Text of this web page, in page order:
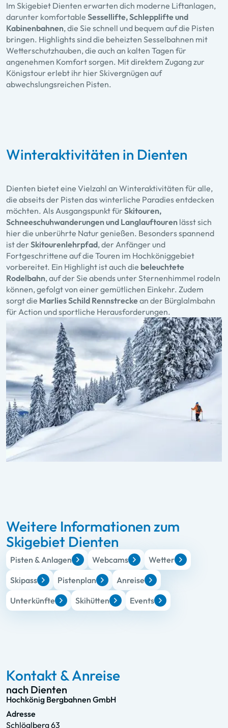
Im Skigebiet Dienten erwarten dich moderne Liftanlagen,
darunter komfortable Sessellifte, Schlepplifte und
Kabinenbahnen, die Sie schnell und bequem auf die Pisten
bringen. Highlights sind die beheizten Sesselbahnen mit
Wetterschutzhauben, die auch an kalten Tagen für
angenehmen Komfort sorgen. Mit direktem Zugang zur
Königstour erlebt ihr hier Skivergnügen auf
abwechslungsreichen Pisten.
Winteraktivitäten in Dienten
Dienten bietet eine Vielzahl an Winteraktivitäten für alle,
die abseits der Pisten das winterliche Paradies entdecken
möchten. Als Ausgangspunkt für Skitouren,
Schneeschuhwanderungen und Langlauftouren lässt sich
hier die unberührte Natur genießen. Besonders spannend
ist der Skitourenlehrpfad, der Anfänger und
Fortgeschrittene auf die Touren im Hochköniggebiet
vorbereitet. Ein Highlight ist auch die beleuchtete
Rodelbahn, auf der Sie abends unter Sternenhimmel rodeln
können, gefolgt von einer gemütlichen Einkehr. Zudem
sorgt die Marlies Schild Rennstreckean der Bürglalmbahn
für Action und sportliche Herausforderungen.
Weitere Informationen zum
Skigebiet Dienten
Pisten & Anlagen Webcams
Wetter
Skipass
Pistenplan
Anreise
Unterkünfte
Skihütten Events
Kontakt & Anreise
nach Dienten
Hochkönig Bergbahnen GmbH
Adresse
Schlöglberg 63